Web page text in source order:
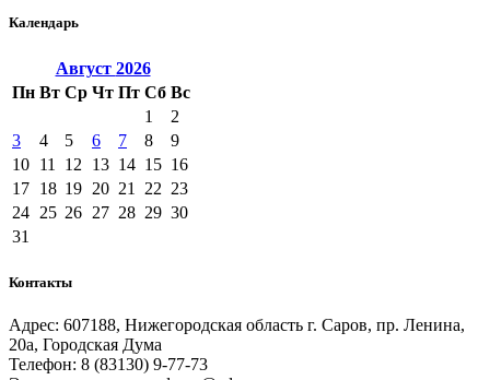
Календарь
Август 2026
Пн Вт Ср Чт Пт Сб Вс
1
2
3
4 5 6 7 8
9
10 11 12 13 14 15 16
17 18 19 20 21 22 23
24 25 26 27 28 29 30
31
Контакты
Адрес: 607188, Нижегородская область г. Саров, пр. Ленина,
20а, Городская Дума
Телефон: 8 (83130) 9-77-73